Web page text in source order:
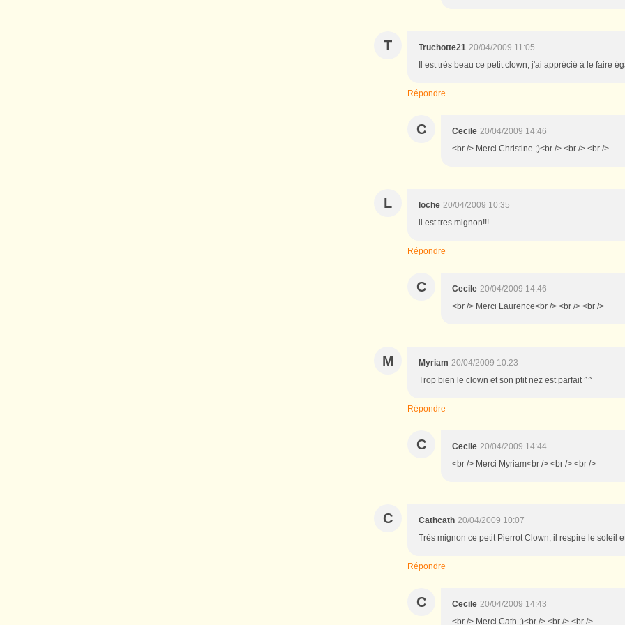
T Truchotte21 20/04/2009 11:05
Il est très beau ce petit clown, j'ai apprécié à le faire
Répondre
C Cecile 20/04/2009 14:46
<br /> Merci Christine ;)<br /> <br /> <br />
L loche 20/04/2009 10:35
il est tres mignon!!!
Répondre
C Cecile 20/04/2009 14:46
<br /> Merci Laurence<br /> <br /> <br />
M Myriam 20/04/2009 10:23
Trop bien le clown et son ptit nez est parfait ^^
Répondre
C Cecile 20/04/2009 14:44
<br /> Merci Myriam<br /> <br /> <br />
C Cathcath 20/04/2009 10:07
Très mignon ce petit Pierrot Clown, il respire le soleil
Répondre
C Cecile 20/04/2009 14:43
<br /> Merci Cath ;)<br /> <br /> <br />